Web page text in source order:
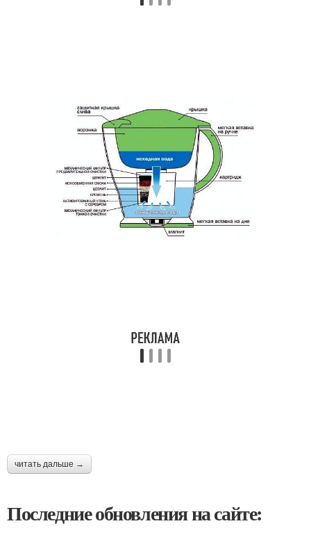
читать дальше →
Последние обновления на сайте: